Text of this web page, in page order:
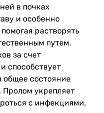
в почках
и особенно
растворять
путем.
за счет
способствует
общее состояние
Пролом укрепляет
с инфекциями,